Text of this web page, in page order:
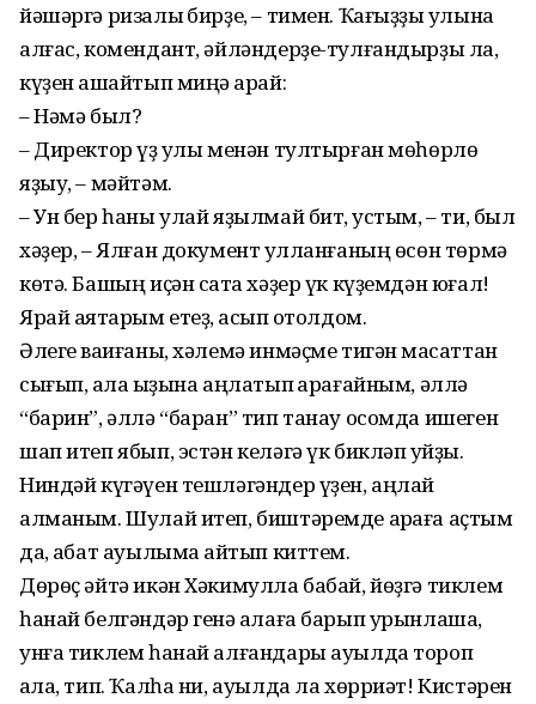
йәшәргә ризалыҡ бирҙе, – тимен. Ҡағыҙҙы ҡулына
алғас, комендант, әйләндерҙе-тулғандырҙы ла,
күҙен аҡшайтып миңә ҡарай:
– Нәмә был?
– Директор үҙ ҡулы менән тултырған мөһөрлө
яҙыу, – мәйтәм.
– Ун бер һаны улай яҙылмай бит, ҡустым, – ти, был
хәҙер, – Ялған документ ҡулланғаның өсөн төрмә
көтә. Башың иҫән саҡта хәҙер үк күҙемдән юғал!
Ярай аяҡтарым етеҙ, ҡасып ҡотолдом.
Әлеге ваҡиғаны, хәлемә ин­мәҫме тигән маҡсаттан
сығып, ҡала ҡыҙына аңлатып ҡа­рағайным, әллә
“барин”, әллә “баран” тип танау осомда ишеген
шап итеп ябып, эстән келәгә үк бикләп ҡуйҙы.
Ниндәй күгәүен тешләгәндер үҙен, аңлай
алманым. Шулай итеп, биштәремде арҡаға аҫтым
да, ҡабат ауылыма ҡайтып киттем.
Дөрөҫ әйтә икән Хәкимулла бабай, йөҙгә тиклем
һанай белгәндәр генә ҡалаға барып урынлаша,
унға тиклем һанай алғандары ауылда тороп
ҡала, тип. Ҡалһа ни, ауылда ла хөрриәт! Кистәрен